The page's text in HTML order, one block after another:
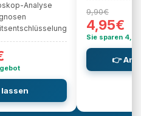
Analyse
lassen
9,90€
4,95€
Sie sparen
👉